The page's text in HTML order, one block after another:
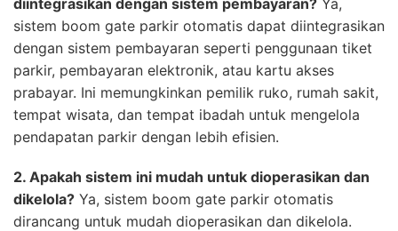
sistem boom gate parkir otomatis dapat diintegrasikan
dengan sistem pembayaran seperti penggunaan tiket
parkir, pembayaran elektronik, atau kartu akses
prabayar. Ini memungkinkan pemilik ruko, rumah sakit,
tempat wisata, dan tempat ibadah untuk mengelola
pendapatan parkir dengan lebih efisien.
2. Apakah sistem ini mudah untuk dioperasikan dan
dikelola? Ya, sistem boom gate parkir otomatis
dirancang untuk mudah dioperasikan dan dikelola.